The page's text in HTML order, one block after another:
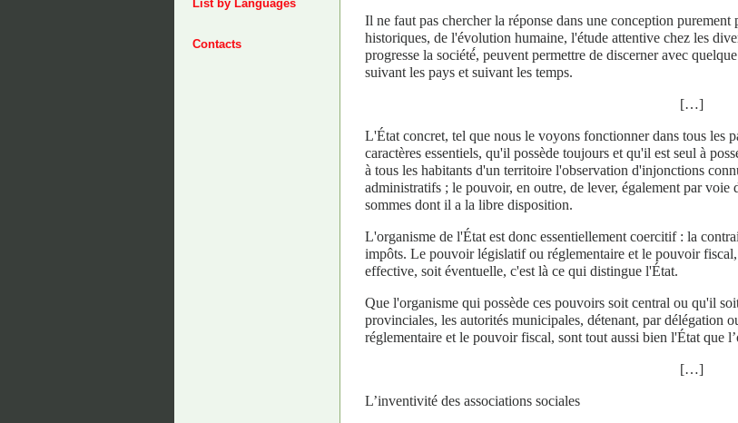
List by Languages
Contacts
Il ne faut pas chercher la réponse dans une conception
historiques, de l'évolution humaine, l'étude attentive chez les
progresse la société́, peuvent permettre de discerner avec
suivant les pays et suivant les temps.
[…]
L'État concret, tel que nous le voyons fonctionner dans tous les
caractères essentiels, qu'il possède toujours et qu'il est seul à
à tous les habitants d'un territoire l'observation d'injonctions
administratifs ; le pouvoir, en outre, de lever, également par voie
sommes dont il a la libre disposition.
L'organisme de l'État est donc essentiellement coercitif : la
impôts. Le pouvoir législatif ou réglementaire et le pouvoir
effective, soit éventuelle, c'est là ce qui distingue l'État.
Que l'organisme qui possède ces pouvoirs soit central ou qu'il
provinciales, les autorités municipales, détenant, par délégation
réglementaire et le pouvoir fiscal, sont tout aussi bien l'État que
[…]
L’inventivité des associations sociales